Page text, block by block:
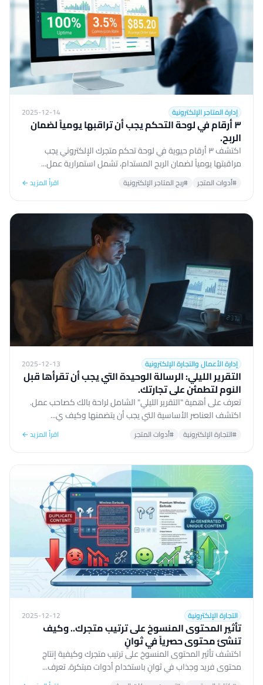
إدارة المتاجر الإلكترونية 2025-12-14
٣ أرقام في لوحة التحكم يجب أن تراقبها يومياً لضمان
الربح.
اكتشف ٣ أرقام حيوية في لوحة تحكم متجرك الإلكتروني يجب
مراقبتها يومياً لضمان الربح المستدام، تشمل استمرارية عمل...
#أدوات المتجر #ربح المتاجر الإلكترونية اقرأ المزيد ←
إدارة الأعمال والتجارة الإلكترونية 2025-12-13
التقرير الليلي: الرسالة الوحيدة التي يجب أن تقرأها قبل
النوم لتطمئن على تجارتك.
تعرف على أهمية "التقرير الليلي" الشامل لراحة بالك كصاحب عمل.
اكتشف العناصر الأساسية التي يجب أن يتضمنها وكيف ي...
#التجارة الإلكترونية #أدوات المتجر اقرأ المزيد ←
التجارة الإلكترونية 2025-12-12
تأثير المحتوى المنسوخ على ترتيب متجرك.. وكيف
تنشئ محتوى حصرياً في ثوانٍ
اكتشف تأثير المحتوى المنسوخ على ترتيب متجرك وكيفية إنتاج
محتوى فريد وجذاب في ثوانٍ باستخدام أدوات مبتكرة. تعرف...